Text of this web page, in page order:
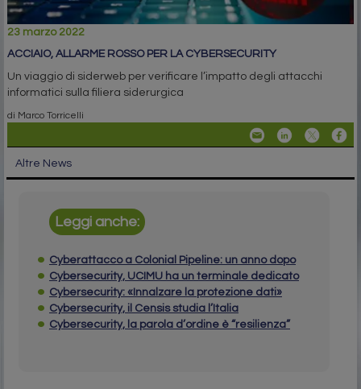
23 marzo 2022
ACCIAIO, ALLARME ROSSO PER LA CYBERSECURITY
Un viaggio di siderweb per verificare l’impatto degli attacchi
informatici sulla filiera siderurgica
di Marco Torricelli
Altre News
Leggi anche:
Cyberattacco a Colonial Pipeline: un anno dopo
Cybersecurity, UCIMU ha un terminale dedicato
Cybersecurity: «Innalzare la protezione dati»
Cybersecurity, il Censis studia l’Italia
Cybersecurity, la parola d’ordine è “resilienza”